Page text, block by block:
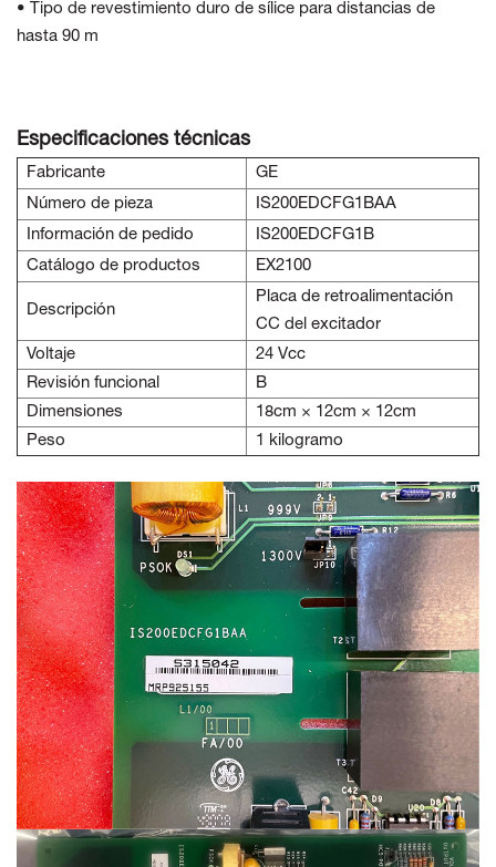
• Tipo de revestimiento duro de sílice para distancias de
hasta 90 m
Especificaciones técnicas
Fabricante
GE
Número de pieza
IS200EDCFG1BAA
Información de pedido
IS200EDCFG1B
Catálogo de productos
EX2100
Descripción
Placa de retroalimentación
CC del excitador
Voltaje
24 Vcc
Revisión funcional
B
Dimensiones
18cm × 12cm × 12cm
Peso
1 kilogramo